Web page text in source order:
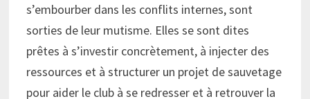
s’embourber dans les conflits internes, sont
sorties de leur mutisme. Elles se sont dites
prêtes à s’investir concrètement, à injecter des
ressources et à structurer un projet de sauvetage
pour aider le club à se redresser et à retrouver la